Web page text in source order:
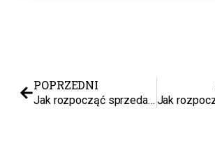
POPRZEDNI
Jak rozpocząć sprzedaż we Francji?